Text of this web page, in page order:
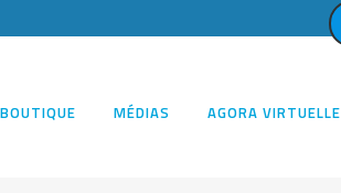
BOUTIQUE MÉDIAS AGORA VIRTUELLE